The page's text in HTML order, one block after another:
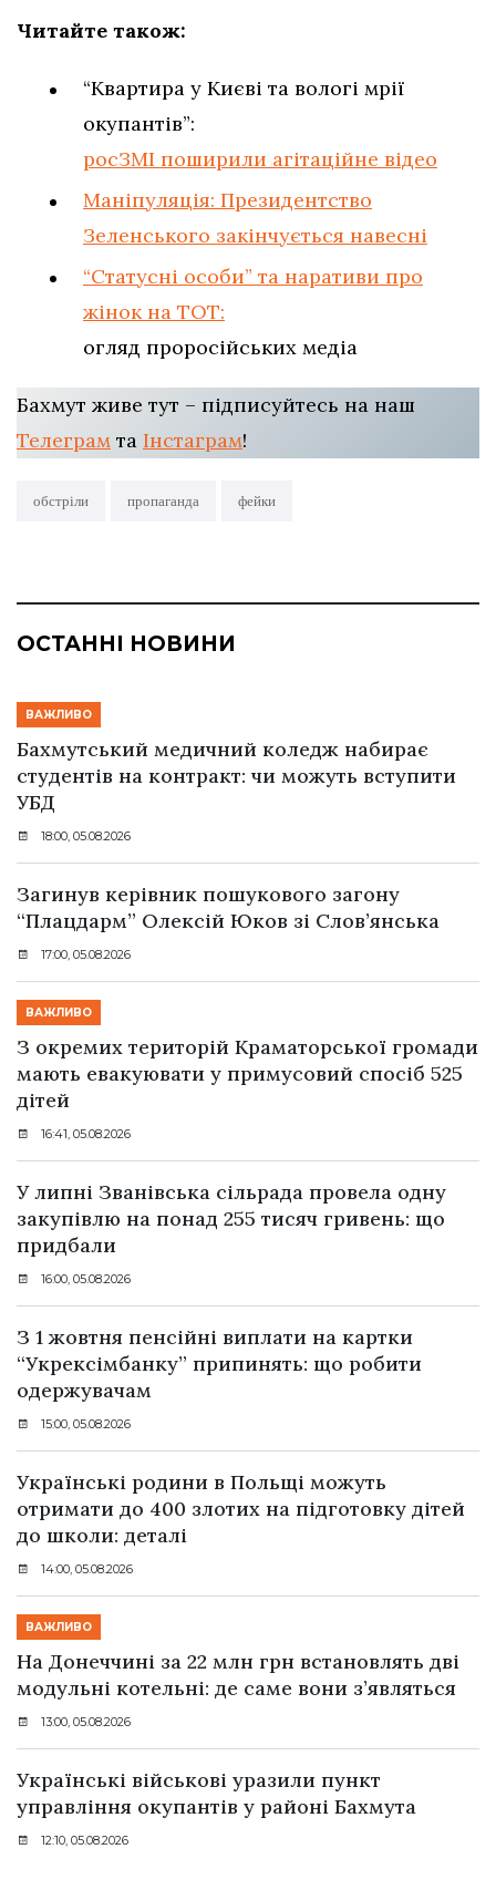
Читайте також:
“Квартира у Києві та вологі мрії
окупантів”:
росЗМІ поширили агітаційне відео
Маніпуляція: Президентство
Зеленського закінчується навесні
“Статусні особи” та наративи про
жінок на ТОТ:
огляд проросійських медіа
Бахмут живе тут – підписуйтесь на наш
Телеграм та Інстаграм!
обстріли пропаганда фейки
ОСТАННІ НОВИНИ
ВАЖЛИВО
Бахмутський медичний коледж набирає
студентів на контракт: чи можуть вступити
УБД
18:00, 05.08.2026
Загинув керівник пошукового загону
“Плацдарм” Олексій Юков зі Слов’янська
17:00, 05.08.2026
ВАЖЛИВО
З окремих територій Краматорської громади
мають евакуювати у примусовий спосіб 525
дітей
16:41, 05.08.2026
У липні Званівська сільрада провела одну
закупівлю на понад 255 тисяч гривень: що
придбали
16:00, 05.08.2026
З 1 жовтня пенсійні виплати на картки
“Укрексімбанку” припинять: що робити
одержувачам
15:00, 05.08.2026
Українські родини в Польщі можуть
отримати до 400 злотих на підготовку дітей
до школи: деталі
14:00, 05.08.2026
ВАЖЛИВО
На Донеччині за 22 млн грн встановлять дві
модульні котельні: де саме вони з’являться
13:00, 05.08.2026
Українські військові уразили пункт
управління окупантів у районі Бахмута
12:10, 05.08.2026